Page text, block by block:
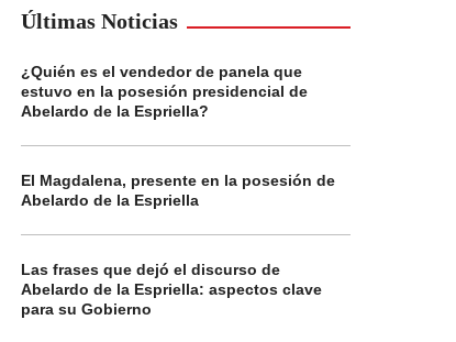
Últimas Noticias
¿Quién es el vendedor de panela que
estuvo en la posesión presidencial de
Abelardo de la Espriella?
El Magdalena, presente en la posesión de
Abelardo de la Espriella
Las frases que dejó el discurso de
Abelardo de la Espriella: aspectos clave
para su Gobierno